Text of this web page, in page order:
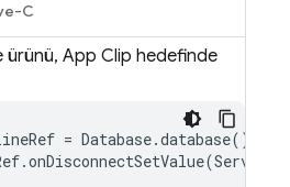
C
ürünü, App Clip hedefinde
=